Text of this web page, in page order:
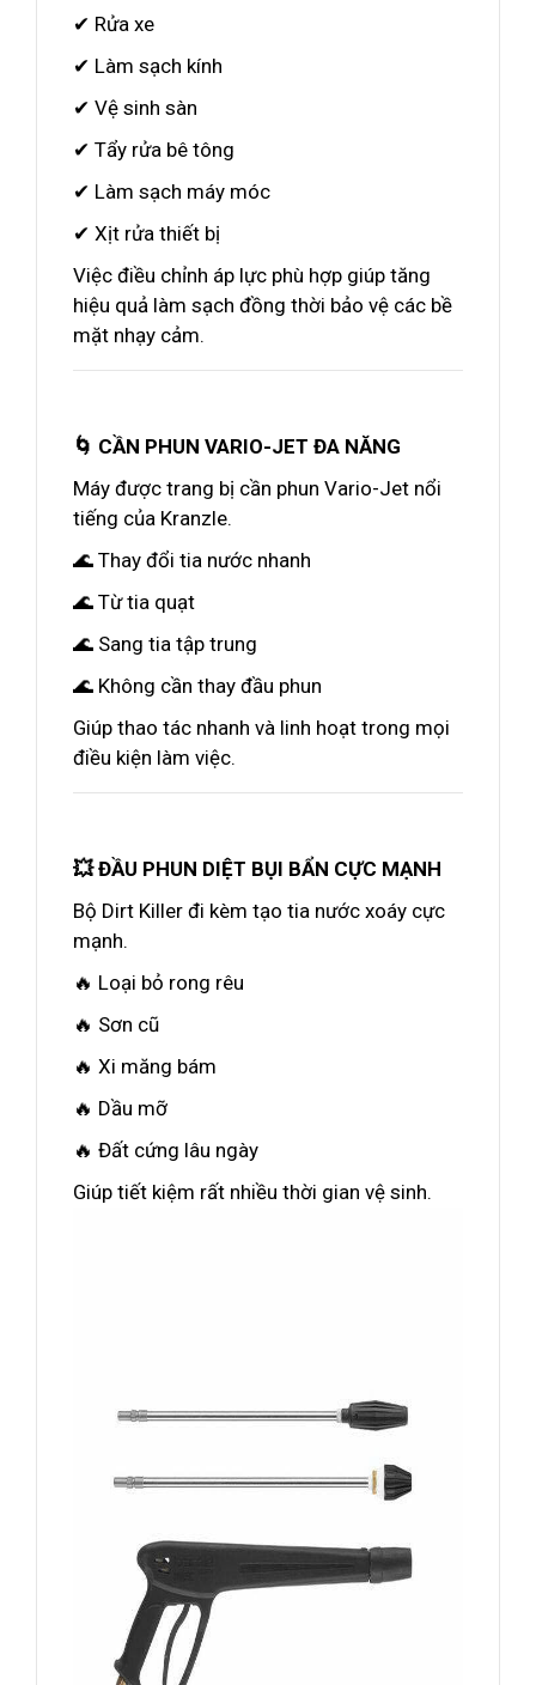
✔ Rửa xe
✔ Làm sạch kính
✔ Vệ sinh sàn
✔ Tẩy rửa bê tông
✔ Làm sạch máy móc
✔ Xịt rửa thiết bị
Việc điều chỉnh áp lực phù hợp giúp tăng
hiệu quả làm sạch đồng thời bảo vệ các bề
mặt nhạy cảm.
🌀 CẦN PHUN VARIO-JET ĐA NĂNG
Máy được trang bị cần phun Vario-Jet nổi
tiếng của Kranzle.
🌊 Thay đổi tia nước nhanh
🌊 Từ tia quạt
🌊 Sang tia tập trung
🌊 Không cần thay đầu phun
Giúp thao tác nhanh và linh hoạt trong mọi
điều kiện làm việc.
💥 ĐẦU PHUN DIỆT BỤI BẨN CỰC MẠNH
Bộ Dirt Killer đi kèm tạo tia nước xoáy cực
mạnh.
🔥 Loại bỏ rong rêu
🔥 Sơn cũ
🔥 Xi măng bám
🔥 Dầu mỡ
🔥 Đất cứng lâu ngày
Giúp tiết kiệm rất nhiều thời gian vệ sinh.